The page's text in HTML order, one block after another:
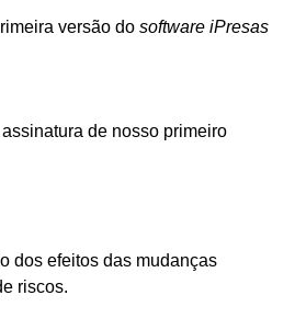
versão do software iPresas
de nosso primeiro
dos efeitos das mudanças
riscos.